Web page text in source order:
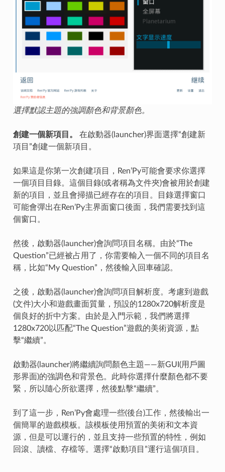
選擇默認主題的強調顏色和背景顏色。
創建一個新項目。
在啟動器(launcher)界面選擇“創建新
項目”創建一個新項目。
如果這是你第一次創建項目，Ren’Py可能會要求你選擇
一個項目目錄。這個目錄(或者稱為文件夾)會被用於創建
新的項目，並且會掃描已經存在的項目。目錄選擇窗口
可能會彈出在Ren’Py主界面窗口後面，我們需要找到這
個窗口。
然後，啟動器(launcher)會詢問項目名稱。由於“The
Question”已經被占用了，你需要輸入一個不同的項目名
稱，比如“My Question”，然後輸入回車確認。
之後，啟動器(launcher)會詢問項目解析度。考慮到遊戲
(文件)大小和遊戲畫面質量，預設的1280x720解析度是
個良好的折中方案。由於是入門示範，我們將選擇
1280x720以匹配“The Question”遊戲的美術資源，點
擊“繼續”。
啟動器(launcher)將繼續詢問顏色主題——新GUI(用戶圖
形界面)的強調色和背景色。此時你選擇什麼顏色都不要
緊，所以隨心所欲選擇，然後點擊“繼續”。
到了這一步，Ren’Py會處理一些(後台)工作，然後輸出一
個簡單的遊戲模板。該模板使用預置的美術和文本資
源，但是可以運行的，並且支持一些預置的特性，例如
回滾、讀檔、存檔等。選擇“啟動項目”運行這個項目。